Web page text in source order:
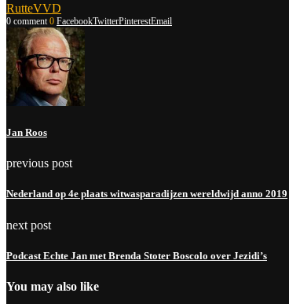
RutteVVD
0 comment 0 FacebookTwitterPinterestEmail
Jan Roos
previous post
Nederland op 4e plaats witwasparadijzen wereldwijd anno 2019
next post
Podcast Echte Jan met Brenda Stoter Boscolo over Jezidi’s
You may also like